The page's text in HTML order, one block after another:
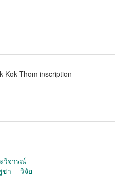
Kok Thom inscription
วิจารณ์
า -- วิจัย